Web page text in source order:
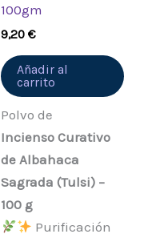
100gm
9,20€
Añadir al
carrito
Polvo de
Incienso Curativo
de Albahaca
Sagrada (Tulsi) –
100 g
Purificación